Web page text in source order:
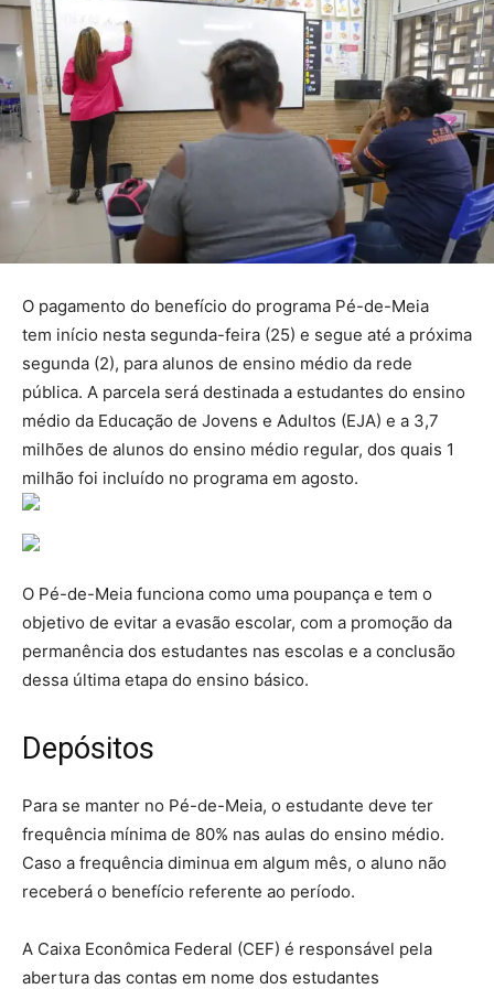
O pagamento do benefício do programa Pé-de-Meia
tem início nesta segunda-feira (25) e segue até a próxima
segunda (2), para alunos de ensino médio da rede
pública. A parcela será destinada a estudantes do ensino
médio da Educação de Jovens e Adultos (EJA) e a 3,7
milhões de alunos do ensino médio regular, dos quais 1
milhão foi incluído no programa em agosto.
O Pé-de-Meia funciona como uma poupança e tem o
objetivo de evitar a evasão escolar, com a promoção da
permanência dos estudantes nas escolas e a conclusão
dessa última etapa do ensino básico.
Depósitos
Para se manter no Pé-de-Meia, o estudante deve ter
frequência mínima de 80% nas aulas do ensino médio.
Caso a frequência diminua em algum mês, o aluno não
receberá o benefício referente ao período.
A Caixa Econômica Federal (CEF) é responsável pela
abertura das contas em nome dos estudantes